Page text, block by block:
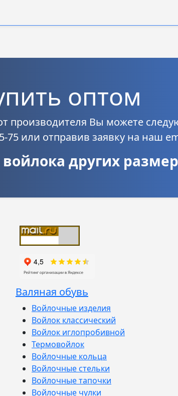
оптом
производителя Вы можете
75 или отправив заявку на наш
других
Валяная обувь
Войлочные изделия
Войлок классический
Войлок иглопробивной
Термовойлок
Войлочные кольца
Войлочные стельки
Войлочные тапочки
Войлочные чулки